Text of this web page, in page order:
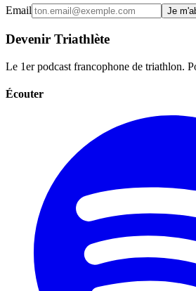
Email Je
Devenir Triathlète
Le 1er podcast francophone de triathlon.
Écouter